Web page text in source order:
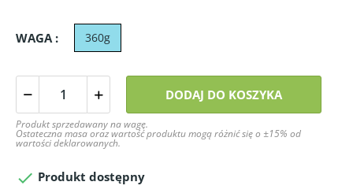
WAGA : 360g
DODAJ DO KOSZYKA
Produkt sprzedawany na wagę.
Ostateczna masa oraz wartość produktu mogą różnić się o ±15% od
wartości deklarowanych.
 Produkt dostępny